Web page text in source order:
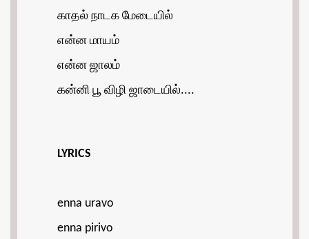
காதல் நாடக மேடையில்
என்ன மாயம்
என்ன ஜாலம்
கன்னி பூ விழி ஜாடையில்....
LYRICS
enna uravo
enna pirivo